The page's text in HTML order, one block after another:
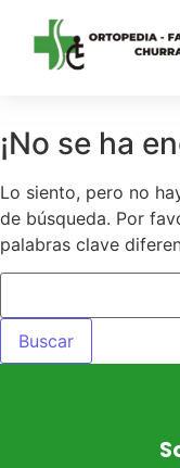
¡No se ha
Lo siento, pero no
de búsqueda. Por
palabras clave